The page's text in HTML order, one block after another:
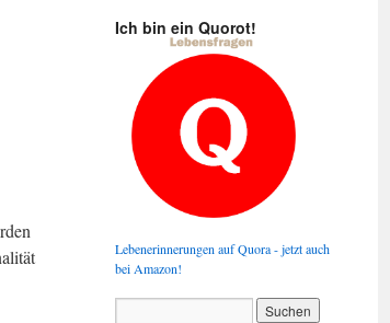
Ich bin ein Quorot!
Lebenerinnerungen auf Quora - jetzt auch
bei Amazon!